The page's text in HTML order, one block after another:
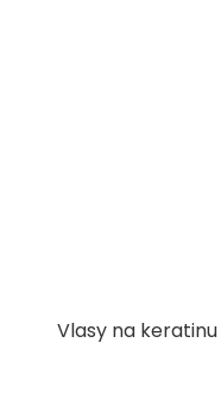
Vlasy na